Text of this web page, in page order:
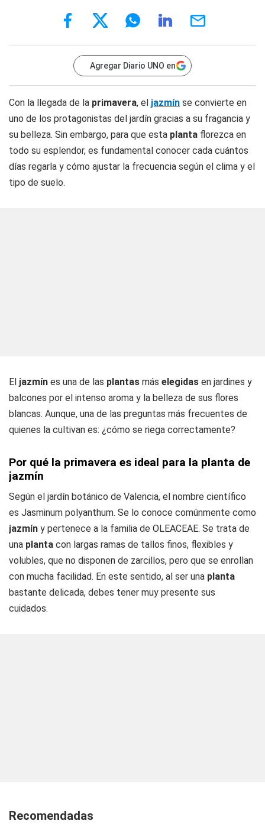
Agregar Diario UNO en
Con la llegada de la primavera, el jazmín se convierte en
uno de los protagonistas del jardín gracias a su fragancia y
su belleza. Sin embargo, para que esta planta florezca en
todo su esplendor, es fundamental conocer cada cuántos
días regarla y cómo ajustar la frecuencia según el clima y el
tipo de suelo.
El jazmín es una de las plantas más elegidas en jardines y
balcones por el intenso aroma y la belleza de sus flores
blancas. Aunque, una de las preguntas más frecuentes de
quienes la cultivan es: ¿cómo se riega correctamente?
Por qué la primavera es ideal para la planta de
jazmín
Según el jardín botánico de Valencia, el nombre científico
es Jasminum polyanthum. Se lo conoce comúnmente como
jazmín y pertenece a la familia de OLEACEAE. Se trata de
una planta con largas ramas de tallos finos, flexibles y
volubles, que no disponen de zarcillos, pero que se enrollan
con mucha facilidad. En este sentido, al ser una planta
bastante delicada, debes tener muy presente sus
cuidados.
Recomendadas